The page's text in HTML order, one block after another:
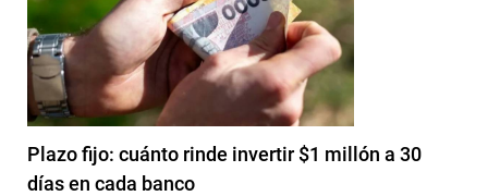
Plazo fijo: cuánto rinde invertir $1 millón a 30
días en cada banco